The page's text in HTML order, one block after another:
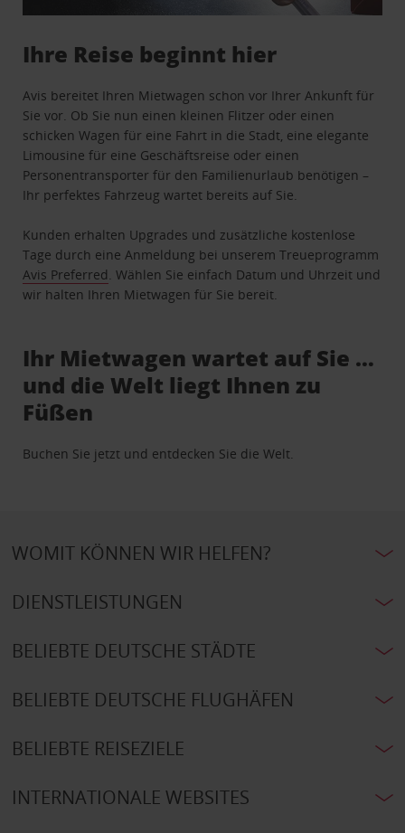
Ihre Reise beginnt hier
Avis bereitet Ihren Mietwagen schon vor Ihrer Ankunft für
Sie vor. Ob Sie nun einen kleinen Flitzer oder einen
schicken Wagen für eine Fahrt in die Stadt, eine elegante
Limousine für eine Geschäftsreise oder einen
Personentransporter für den Familienurlaub benötigen –
Ihr perfektes Fahrzeug wartet bereits auf Sie.
Kunden erhalten Upgrades und zusätzliche kostenlose
Tage durch eine Anmeldung bei unserem Treueprogramm
Avis Preferred . Wählen Sie einfach Datum und Uhrzeit und
wir halten Ihren Mietwagen für Sie bereit.
Ihr Mietwagen wartet auf Sie …
und die Welt liegt Ihnen zu
Füßen
Buchen Sie jetzt und entdecken Sie die Welt.
WOMIT KÖNNEN WIR HELFEN?
DIENSTLEISTUNGEN
BELIEBTE DEUTSCHE STÄDTE
BELIEBTE DEUTSCHE FLUGHÄFEN
BELIEBTE REISEZIELE
INTERNATIONALE WEBSITES